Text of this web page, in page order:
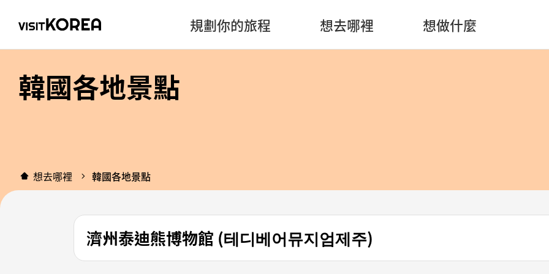
規劃你的旅程 想去哪裡 想做什麼
韓國各地景點
想去哪裡 韓國各地景點
濟州泰迪熊博物館 (테디베어뮤지엄제주)